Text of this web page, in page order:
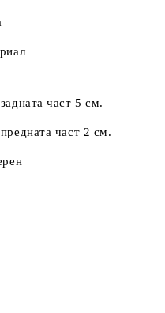
част 5 см.
част 2 см.